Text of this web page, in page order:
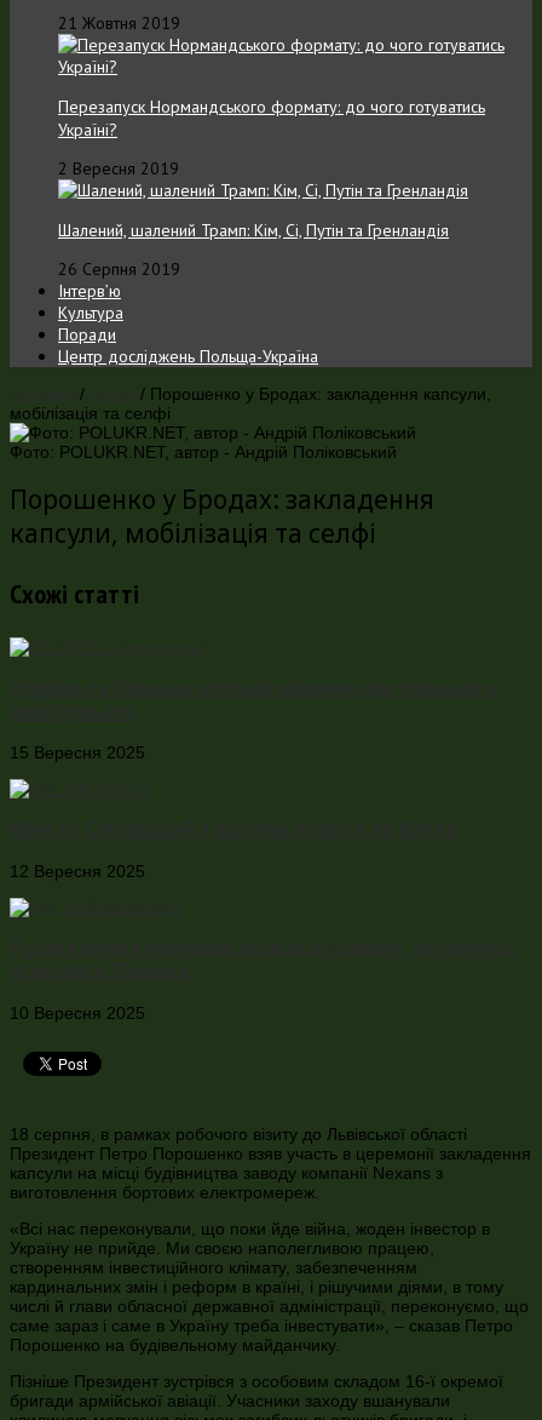
21 Жовтня 2019
Перезапуск Нормандського формату: до чого готуватись
Україні?
2 Вересня 2019
Шалений, шалений Трамп: Кім, Сі, Путін та Гренландія
26 Серпня 2019
Інтерв’ю
Культура
Поради
Центр досліджень Польща-Україна
/ / Порошенко у Бродах: закладення капсули,
мобілізація та селфі
Фото: POLUKR.NET, автор - Андрій Поліковський
Порошенко у Бродах: закладення
капсули, мобілізація та селфі
Схожі статті
15 Вересня 2025
12 Вересня 2025
10 Вересня 2025
18 серпня, в рамках робочого візиту до Львівської області
Президент Петро Порошенко взяв участь в церемонії закладення
капсули на місці будівництва заводу компанії Nexans з
виготовлення бортових електромереж.
«Всі нас переконували, що поки йде війна, жоден інвестор в
Україну не прийде. Ми своєю наполегливою працею,
створенням інвестиційного клімату, забезпеченням
кардинальних змін і реформ в країні, і рішучими діями, в тому
числі й глави обласної державної адміністрації, переконуємо, що
саме зараз і саме в Україну треба інвестувати», – сказав Петро
Порошенко на будівельному майданчику.
Пізніше Президент зустрівся з особовим складом 16-ї окремої
бригади армійської авіації. Учасники заходу вшанували